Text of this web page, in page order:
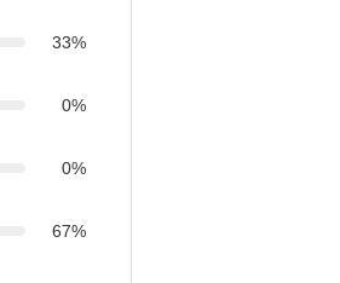
33%
0%
0%
67%